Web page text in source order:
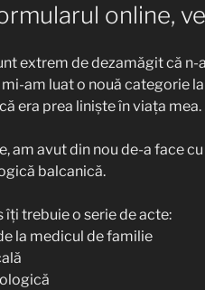
online,
extrem de dezamăgit că n-
am luat o nouă categorie
era prea liniște în viața mea.
am avut din nou de-a face
balcanică.
îți trebuie o serie de acte:
la medicul de familie